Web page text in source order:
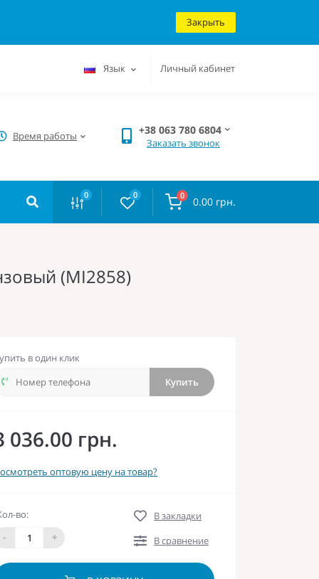
Закрыть
Язык Личный кабинет
Время работы +38 063 780 6804
Заказать звонок
0 0 0 0.00 грн.
(MI2858)
в один клик
Купить
036.00 грн.
оптовую цену на товар?
во:
-
+
В закладки
В сравнение